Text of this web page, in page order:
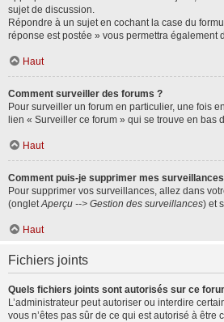
sujet de discussion.
Répondre à un sujet en cochant la case du
réponse est postée » vous permettra également
Haut
Comment surveiller des forums ?
Pour surveiller un forum en particulier, une fois
lien « Surveiller ce forum » qui se trouve en bas
Haut
Comment puis-je supprimer mes
Pour supprimer vos surveillances, allez dans
(ongletAperçu --> Gestion des surveillances) et
Haut
Fichiers joints
Quels fichiers joints sont autorisés sur ce
L’administrateur peut autoriser ou interdire
vous n’êtes pas sûr de ce qui est autorisé à être